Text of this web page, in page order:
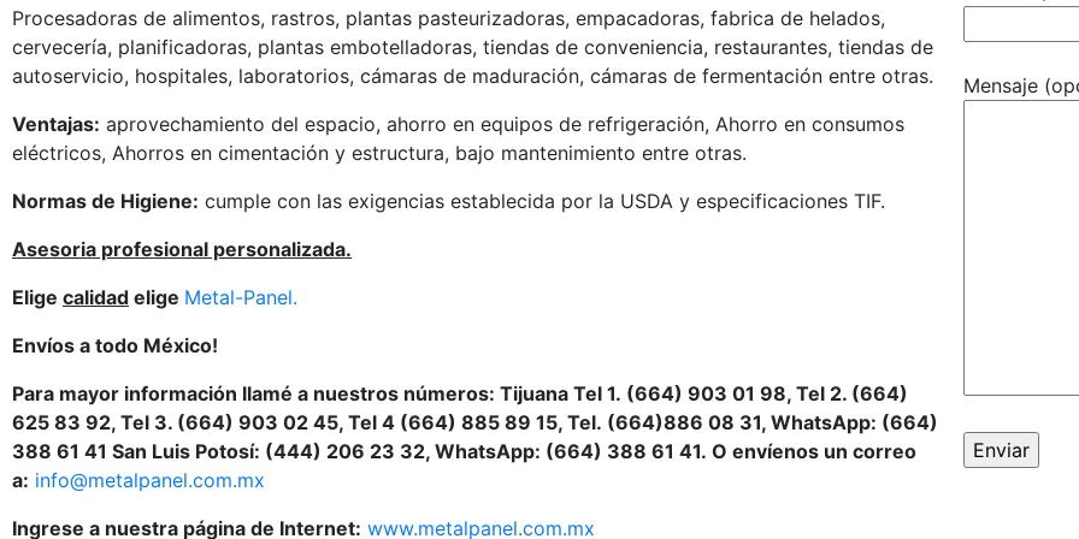
Procesadoras de alimentos, rastros, plantas pasteurizadoras, empacadoras, fabrica de helados,
cervecería, planificadoras, plantas embotelladoras, tiendas de conveniencia, restaurantes, tiendas de
autoservicio, hospitales, laboratorios, cámaras de maduración, cámaras de fermentación entre otras.
Ventajas: aprovechamiento del espacio, ahorro en equipos de refrigeración, Ahorro en consumos
eléctricos, Ahorros en cimentación y estructura, bajo mantenimiento entre otras.
Normas de Higiene: cumple con las exigencias establecida por la USDA y especificaciones TIF.
Asesoria profesional personalizada.
Elige calidad elige Metal-Panel.
Envíos a todo México!
Para mayor información llamé a nuestros números: Tijuana Tel 1. (664) 903 01 98, Tel 2. (664)
625 83 92, Tel 3. (664) 903 02 45, Tel 4 (664) 885 89 15, Tel. (664)886 08 31, WhatsApp: (664)
388 61 41 San Luis Potosí: (444) 206 23 32, WhatsApp: (664) 388 61 41. O envíenos un correo
a: info@metalpanel.com.mx
Ingrese a nuestra página de Internet: www.metalpanel.com.mx
Mensaje